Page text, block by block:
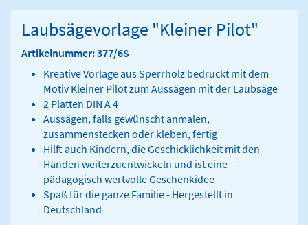
Laubsägevorlage "Kleiner Pilot"
Artikelnummer: 377/6S
Kreative Vorlage aus Sperrholz bedruckt mit dem
Motiv Kleiner Pilot zum Aussägen mit der Laubsäge
2 Platten DIN A 4
Aussägen, falls gewünscht anmalen,
zusammenstecken oder kleben, fertig
Hilft auch Kindern, die Geschicklichkeit mit den
Händen weiterzuentwickeln und ist eine
pädagogisch wertvolle Geschenkidee
Spaß für die ganze Familie - Hergestellt in
Deutschland